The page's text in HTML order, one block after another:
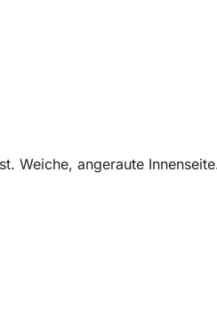
Weiche, angeraute